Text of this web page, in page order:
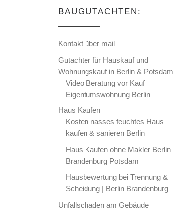
BAUGUTACHTEN:
Kontakt über mail
Gutachter für Hauskauf und
Wohnungskauf in Berlin & Potsdam
Video Beratung vor Kauf
Eigentumswohnung Berlin
Haus Kaufen
Kosten nasses feuchtes Haus
kaufen & sanieren Berlin
Haus Kaufen ohne Makler Berlin
Brandenburg Potsdam
Hausbewertung bei Trennung &
Scheidung | Berlin Brandenburg
Unfallschaden am Gebäude